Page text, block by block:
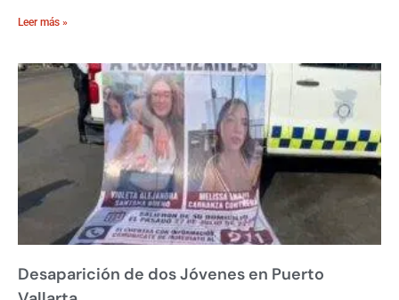
Leer más »
Desaparición de dos Jóvenes en Puerto